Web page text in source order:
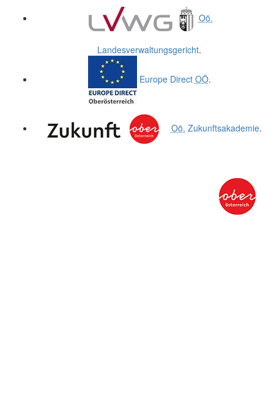
Oö.
Landesverwaltungsgericht.
Europe Direct OÖ.
Oö. Zukunftsakademie.